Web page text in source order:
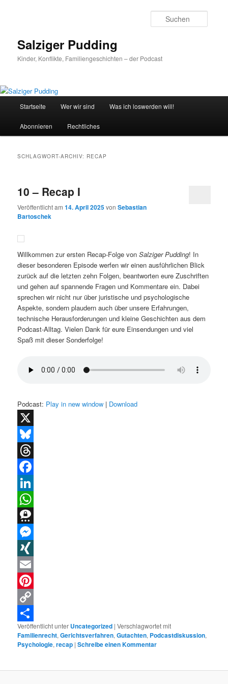
Salziger Pudding
Kinder, Konflikte, Familiengeschichten – der Podcast
Startseite Wer wir sind Was ich loswerden will!
Abonnieren Rechtliches
SCHLAGWORT-ARCHIV: RECAP
10 – Recap I
Veröffentlicht am14. April 2025vonSebastian
Bartoschek
Willkommen zur ersten Recap-Folge vonSalziger Pudding! In
dieser besonderen Episode werfen wir einen ausführlichen Blick
zurück auf die letzten zehn Folgen, beantworten eure Zuschriften
und gehen auf spannende Fragen und Kommentare ein. Dabei
sprechen wir nicht nur über juristische und psychologische
Aspekte, sondern plaudern auch über unsere Erfahrungen,
technische Herausforderungen und kleine Geschichten aus dem
Podcast-Alltag. Vielen Dank für eure Einsendungen und viel
Spaß mit dieser Sonderfolge!
Podcast: Play in new window | Download
X
Bluesky
Threads
Facebook
LinkedIn
WhatsApp
Threema
Messenger
XING
Email
Pinterest
Copy
Link
Teilen
Veröffentlicht unter Uncategorized |Verschlagwortet mit
Familienrecht,Gerichtsverfahren,Gutachten, Podcastdiskussion,
Psychologie,recap |Schreibe einen Kommentar